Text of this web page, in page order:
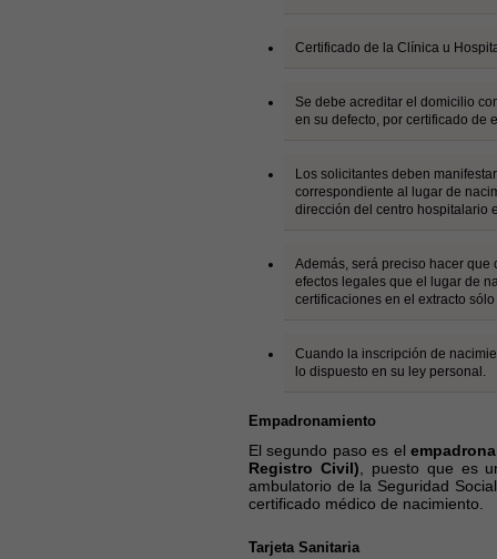
Certificado de la Clínica u
Se debe acreditar el domicilio
en su defecto, por certificado de
Los solicitantes deben
correspondiente al lugar de
dirección del centro hospitalario
Además, será preciso hacer
efectos legales que el lugar de
certificaciones en el extracto
Cuando la inscripción de
lo dispuesto en su ley personal.
Empadronamiento
El segundo paso es el
Registro Civil) , puesto que es
ambulatorio de la Seguridad
certificado médico de nacimiento.
Tarjeta Sanitaria